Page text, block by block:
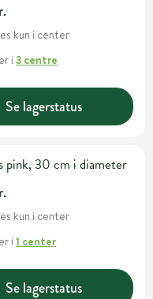
kun i center
i3 centre
Se lagerstatus
pink, 30 cm i diameter
kun i center
i1 center
Se lagerstatus